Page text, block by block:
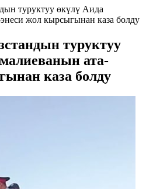
туруктуу өкүлү Аида
жол кырсыгынан каза болду
туруктуу
ата-
каза болду